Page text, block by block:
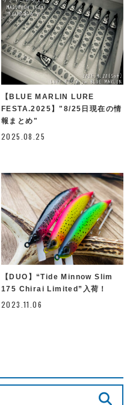
【BLUE MARLIN LURE
FESTA.2025】"8/25日現在の情
報まとめ"
2025.08.25
【DUO】“Tide Minnow Slim
175 Chirai Limited”入荷！
2023.11.06